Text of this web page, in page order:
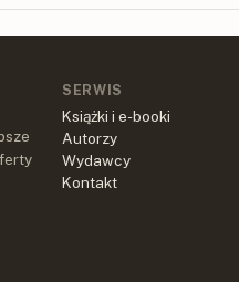
SERWIS
Książki i e-booki
Autorzy
Wydawcy
Kontakt